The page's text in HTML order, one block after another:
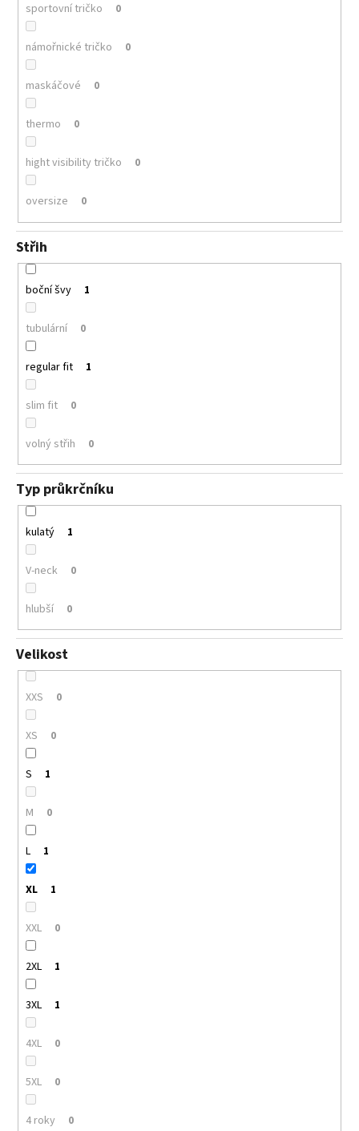
sportovní tričko 0
námořnické tričko 0
maskáčové 0
thermo 0
hight visibility tričko 0
oversize 0
Střih
boční švy 1
tubulární 0
regular fit 1
slim fit 0
volný střih 0
Typ průkrčníku
kulatý 1
V-neck 0
hlubší 0
Velikost
XXS 0
XS 0
S 1
M 0
L 1
XL 1
XXL 0
2XL 1
3XL 1
4XL 0
5XL 0
4 roky 0